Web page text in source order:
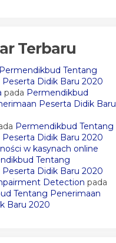
Terbaru
Permendikbud Tentang
Didik Baru 2020
pada Permendikbud
Peserta Didik Baru
Permendikbud Tentang
Didik Baru 2020
w kasynach online
Tentang
Didik Baru 2020
Detection pada
Tentang Penerimaan
Baru 2020